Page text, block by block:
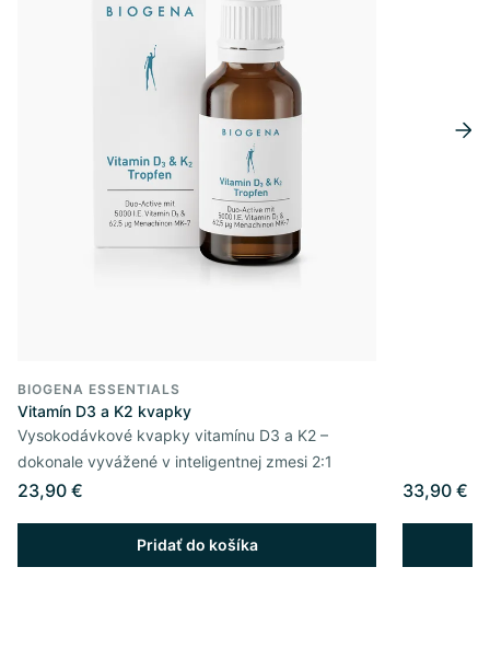
BIOGENA ESSENTIALS
Vitamín D3 a K2 kvapky
Vysokodávkové kvapky vitamínu D3 a K2 –
dokonale vyvážené v inteligentnej zmesi 2:1
23,90 €
Pridať do košíka
33,90 €